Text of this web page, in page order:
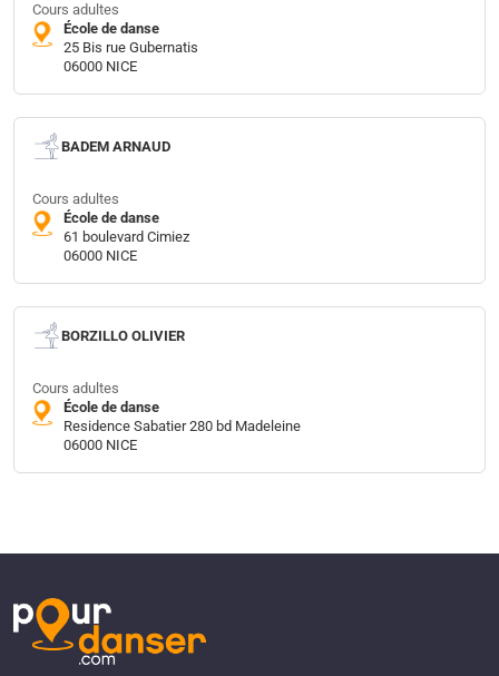
Cours adultes
École de danse
25 Bis rue Gubernatis
06000 NICE
BADEM ARNAUD
Cours adultes
École de danse
61 boulevard Cimiez
06000 NICE
BORZILLO OLIVIER
Cours adultes
École de danse
Residence Sabatier 280 bd Madeleine
06000 NICE